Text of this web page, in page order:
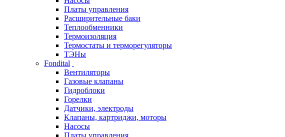
Платы управления
Расширительные баки
Теплообменники
Термоизоляция
Термостаты и терморегуляторы
ТЭНы
Fondital
Вентиляторы
Газовые клапаны
Гидроблоки
Горелки
Датчики, электроды
Клапаны, картриджи, моторы
Насосы